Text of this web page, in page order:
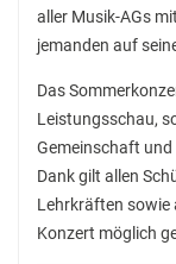
StuBo-
KAoA-
Exkursion
aller Musik-AGs
jemanden auf
Das
Leistungsschau,
Gemeinschaft
Dank gilt allen
Lehrkräften sowie
Konzert möglich